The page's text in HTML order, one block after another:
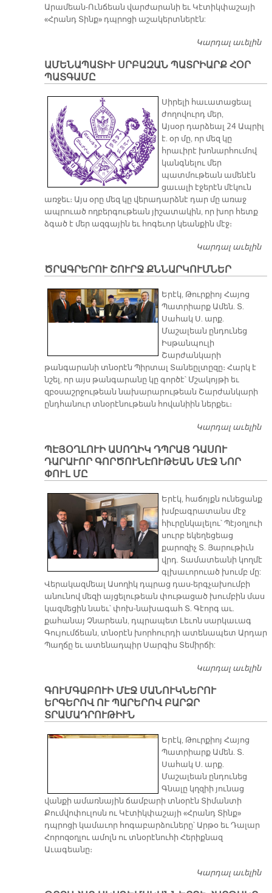
Արամեան-Ունճեան վարժարանի եւ Կէտիկփաշայի
«Հրանդ Տինք» դպրոցի աշակերտներէն:
Կարդալ աւելին
ԱՄԵՆԱՊԱՏԻՒ ՍՐԲԱԶԱՆ ՊԱՏՐԻԱՐՔ ՀՕՐ
ՊԱՏԳԱՄԸ
Սիրելի հաւատացեալ
ժողովուրդ մեր,
Այսօր դարձեալ 24 Ապրիլ
է. օր մը, որ մեզ կը
հրաւիրէ խոնարհումով
կանգնելու մեր
պատմութեան ամենէն
ցաւալի էջերէն մէկուն
առջեւ։ Այս օրը մեզ կը վերադարձնէ դար մը առաջ
ապրուած ողբերգութեան յիշատակին, որ խոր հետք
ձգած է մեր ազգային եւ հոգեւոր կեանքին մէջ։
Կարդալ աւելին
ԾՐԱԳՐԵՐՈՒ ՇՈՒՐՋ ՔՆՆԱՐԿՈՒՄՆԵՐ
Երէկ, Թուրքիոյ Հայոց
Պատրիարք Ամեն. Տ.
Սահակ Ս. արք.
Մաշալեան ընդունեց
Իսթանպուլի
Շարժանկարի
թանգարանի տնօրէն Պիրտալ Տանեըլտըզը։ Հարկ է
նշել, որ այս թանգարանը կը գործէ՝ Մշակոյթի եւ
զբօսաշրջութեան նախարարութեան Շարժանկարի
ընդհանուր տնօրէնութեան հովանիին ներքեւ։
Կարդալ աւելին
ՊԷՅՕՂԼՈՒԻ ԱՍՈՂԻԿ ԴՊՐԱՑ ԴԱՍՈՒ
ԴԱՐԱՒՈՐ ԳՈՐԾՈՒՆԷՈՒԹԵԱՆ ՄԷՋ ՆՈՐ
ՓՈՒԼ ՄԸ
Երէկ, հաճոյքն ունեցանք
խմբագրատանս մէջ
հիւրընկալելու՝ Պէյօղլուի
սուրբ եկեղեցեաց
քարոզիչ Տ. Յարութիւն
վրդ. Տամատեանի կողմէ
գլխաւորուած խումբ մը:
Վերակազմեալ Ասողիկ դպրաց դաս-երգչախումբի
անունով մեզի այցելութեան փութացած խումբին մաս
կազմեցին նաեւ՝ փոխ-նախագահ Տ. Գէորգ աւ.
քահանայ Չնարեան, դպրապետ Լեւոն սարկաւագ
Գույումճեան, տնօրէն խորհուրդի ատենապետ Արդար
Պաղճը եւ ատենադպիր Սարգիս Տեմիրճի:
Կարդալ աւելին
ԳՈՒՄԳԱԲՈՒԻ ՄԷՋ ՄԱՆՈՒԿՆԵՐՈՒ
ԵՐԳԵՐՈՎ ՈՒ ՊԱՐԵՐՈՎ ԲԱՐՁՐ
ՏՐԱՄԱԴՐՈՒԹԻՒՆ
Երէկ, Թուրքիոյ Հայոց
Պատրիարք Ամեն. Տ.
Սահակ Ս. արք.
Մաշալեան ընդունեց
Գնալը կղզիի յունաց
վանքի ամառնային ճամբարի տնօրէն Տիմանտի
Քումվոփուլոսն ու Կէտիկփաշայի «Հրանդ Տինք»
դպրոցի կամաւոր հոգաբարձուները՝ Արթօ եւ Դալար
Հորոզօղլու ամոլն ու տնօրէնուհի Հերիքնազ
Աւագեանը։
Կարդալ աւելին